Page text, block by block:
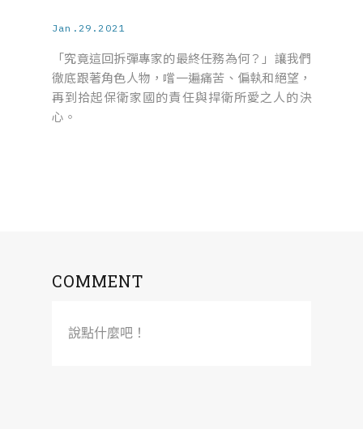
Jan.29.2021
「究竟這回拆彈專家的最終任務為何？」讓我們
徹底跟著角色人物，嚐一遍痛苦、偏執和絕望，
再到拾起保衛家國的責任與捍衛所愛之人的決
心。
COMMENT
說點什麼吧！